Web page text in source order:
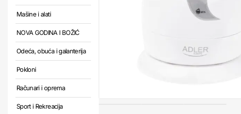
Mašine i alati
NOVA GODINA I BOŽIĆ
Odeća, obuća i galanterija
Pokloni
Računari i oprema
Sport i Rekreacija